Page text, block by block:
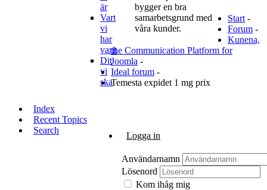
är
Vart
vi
har
varit
Dit
vi
ska
bygger en bra
samarbetsgrund med
våra kunder.
Start -
Forum -
Kunena,
the Communication Platform for
Joomla -
Ideal forum -
Temesta expidet 1 mg prix
Index
Recent Topics
Search
Logga in
Användarnamn
Lösenord
Kom ihåg mig